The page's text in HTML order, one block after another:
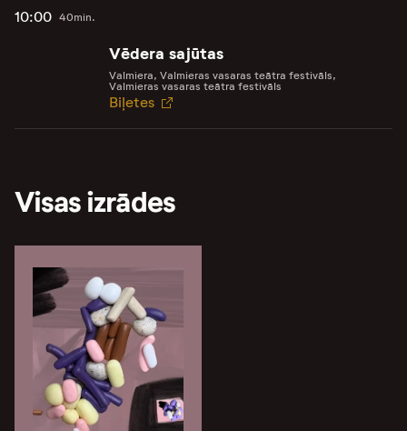
10:00 40min.
Vēdera sajūtas
Valmiera, Valmieras vasaras teātra festivāls,
Valmieras vasaras teātra festivāls
Biļetes
Visas izrādes